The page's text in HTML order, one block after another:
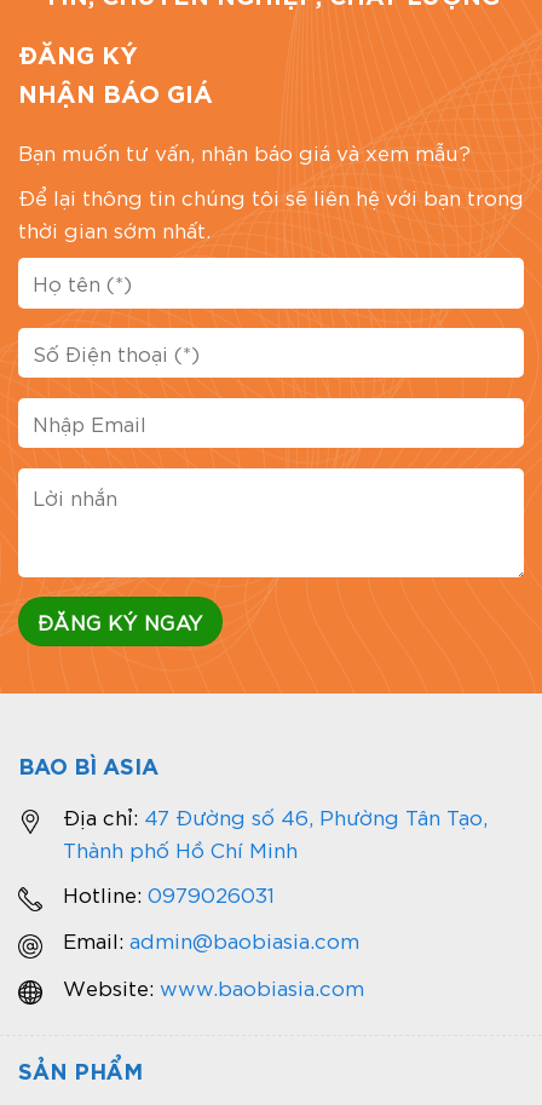
ĐĂNG KÝ
NHẬN BÁO GIÁ
Bạn muốn tư vấn, nhận báo giá và xem mẫu?
Để lại thông tin chúng tôi sẽ liên hệ với bạn trong
thời gian sớm nhất.
BAO BÌ ASIA
Địa chỉ: 47 Đường số 46, Phường Tân Tạo,
Thành phố Hồ Chí Minh
Hotline: 0979026031
Email: admin@baobiasia.com
Website: www.baobiasia.com
SẢN PHẨM